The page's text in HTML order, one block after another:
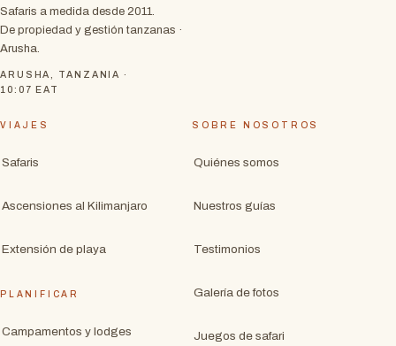
Safaris a medida desde 2011.
De propiedad y gestión tanzanas ·
Arusha.
ARUSHA, TANZANIA ·
10:07
EAT
VIAJES
Safaris
Ascensiones al Kilimanjaro
Extensión de playa
PLANIFICAR
Campamentos y lodges
SOBRE NOSOTROS
Quiénes somos
Nuestros guías
Testimonios
Galería de fotos
Juegos de safari